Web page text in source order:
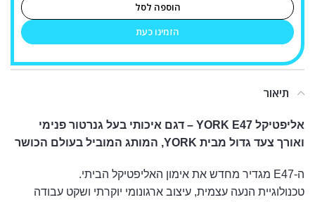
הוספה לסל
הזמינו כעת
תיאור
אליפטיקל YORK E47 – דגם איכותי בעל גנרטור פנימי
ואורך צעד גדול מבית YORK, המותג המוביל בעולם הכושר
ה-E47 מגדיר מחדש את אימון האליפטיקל הביתי.
טכנולוגיית הנעה עצמית, עיצוב ארגונומי יוקרתי ושקט עבודה